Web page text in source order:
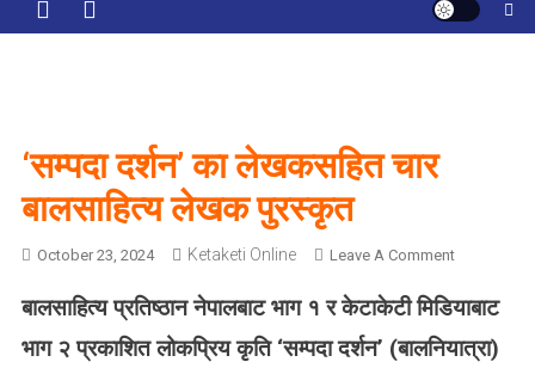
‘सम्पदा दर्शन’ का लेखकसहित चार
बालसाहित्य लेखक पुरस्कृत
October 23, 2024 Ketaketi Online Leave A CommentO
‘
बालसाहित्य प्रतिष्ठान नेपालबाट भाग १ र केटाकेटी मिडियाबाट
भाग २ प्रकाशित लोकप्रिय कृति ‘सम्पदा दर्शन’ (बालनियात्रा)